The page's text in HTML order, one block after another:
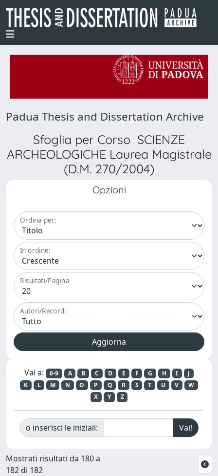
Padua Thesis and Dissertation Archive
Sfoglia per Corso SCIENZE
ARCHEOLOGICHE Laurea Magistrale
(D.M. 270/2004)
Opzioni
Ordina per:
In ordine:
Risultati/Pagina
Autori/Record:
Vai a: 0-9 A B C D E F G H I
J
K
L M N O P Q R S T U V
W
X
Y Z
o inserisci le iniziali:
Mostrati risultati da 180 a
182 di 182